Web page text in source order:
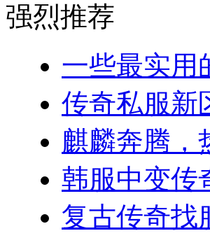
强烈推荐
一些最实用
传奇私服新
麒麟奔腾，
韩服中变传
复古传奇找